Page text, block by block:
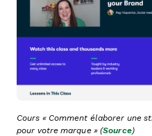
Cours « Comment élaborer une
pour votre marque » (Source)